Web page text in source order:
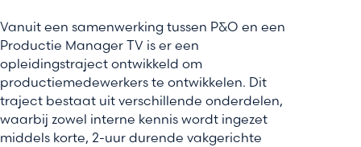
Vanuit een samenwerking tussen P&O en een
Productie Manager TV is er een
opleidingstraject ontwikkeld om
productiemedewerkers te ontwikkelen. Dit
traject bestaat uit verschillende onderdelen,
waarbij zowel interne kennis wordt ingezet
middels korte, 2-uur durende vakgerichte